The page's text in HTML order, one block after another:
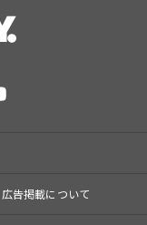
広告掲載について